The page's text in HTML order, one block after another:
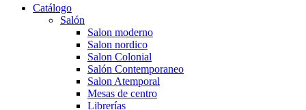
Catálogo
Salón
Salon moderno
Salon nordico
Salon Colonial
Salón Contemporaneo
Salon Atemporal
Mesas de centro
Librerías